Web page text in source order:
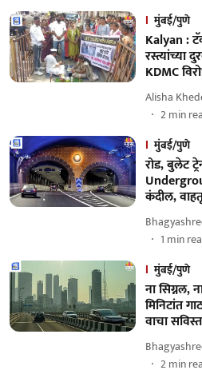
मुंबई/पुणे
Kalyan :
रस्त्यांच्या
KDMC
Alisha
2min
मुंबई/पुणे
रोड, बुलेट
कंदील,
1 min
मुंबई/पुणे
ना सिग्नल,
मिनिटांत
वाचा
2min